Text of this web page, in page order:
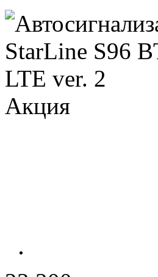
Акция